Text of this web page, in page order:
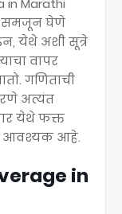
in Marathi
समजून घेणे
येथे अशी सूत्रे
वापर
गणिताची
अत्यंत
येथे फक्त
आवश्यक आहे.
in